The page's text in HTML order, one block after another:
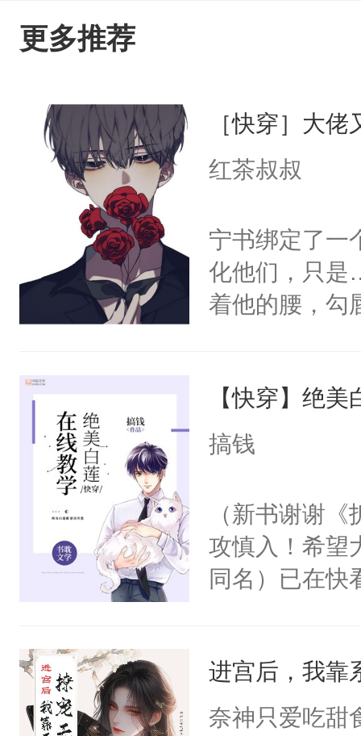
更多推荐
［快穿］大
红茶叔叔
宁书绑定了一
化他们，只是
着他的腰，勾
来，给老公
用力——为你
【快穿】绝
搞钱
（新书谢谢
攻慎入！希望
同名）已在快
成为所有白莲
I，他们决定
进宫后，我靠
奈神只爱吃甜